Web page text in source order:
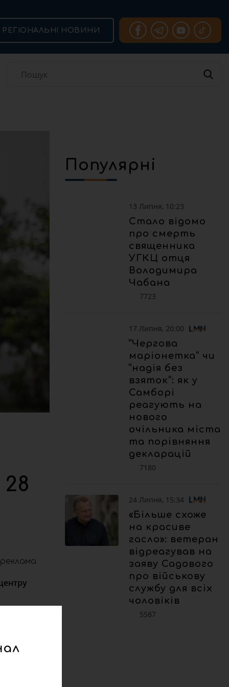
РЕГІОНАЛЬНІ НОВИНИ
реклама
Популярні
13 Липня, 10:23
Стало відомо
про смерть
священника
УГКЦ отця
Володимира
Чабана
7723
17 Липня, 20:00
“Чергова
маріонетка” чи
“надія без
взяток”: як у
Самборі
реагують на
нового
очільника міста
та порівняння
декларацій
7180
24 Липня, 15:34
«Більше схоже
на красиве
гасло»: ветеран
відреагував на
заяву Садового
про військову
службу для всіх
чоловіків
5587